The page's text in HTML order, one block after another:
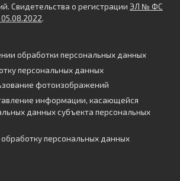
Свидетельства о регистрации ЭЛ № ФС
.
обработки персональных данных
персональных данных
фотоизображений
информации, касающейся
данных субъекта персональных
персональных данных